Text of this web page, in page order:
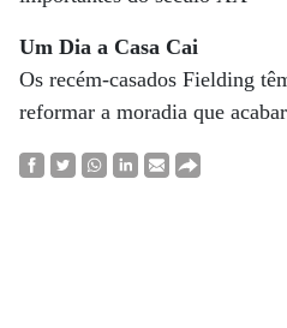
Um Dia a Casa Cai
Os recém-casados Fielding
reformar a moradia que